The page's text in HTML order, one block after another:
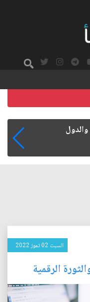
ساخن
السبت 02 تموز 2022
الرقمية